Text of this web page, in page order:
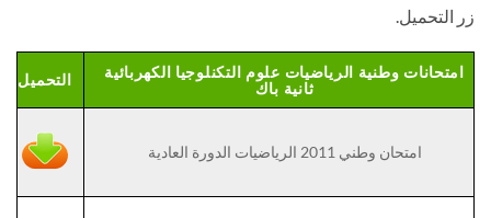
زر التحميل.
امتحانات وطنية الرياضيات علوم التكنلوجيا الكهربائية
ثانية باك
التحميل
امتحان وطني 2011 الرياضيات الدورة العادية